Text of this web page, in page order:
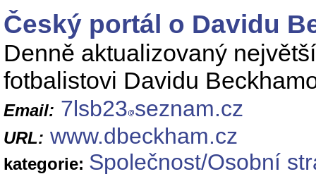
Český portál o Davidu
Denně aktualizovaný
fotbalistovi Davidu
Email: 7lsb23 seznam.cz
URL: www.dbeckham.cz
kategorie: Společnost/Osobní